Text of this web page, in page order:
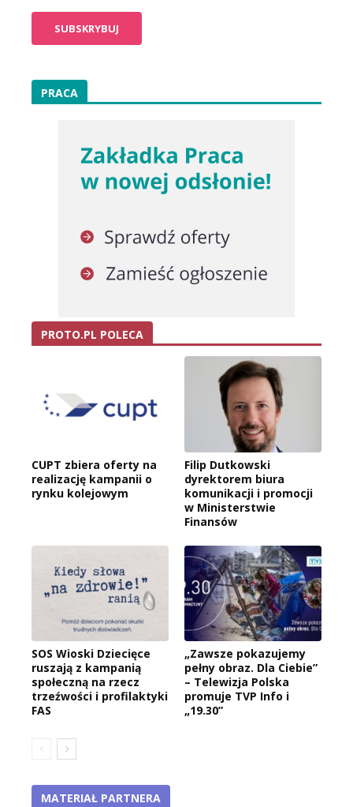
PRACA
PROTO.PL POLECA
CUPT zbiera oferty na
realizację kampanii o
rynku kolejowym
Filip Dutkowski
dyrektorem biura
komunikacji i promocji
w Ministerstwie
Finansów
SOS Wioski Dziecięce
ruszają z kampanią
społeczną na rzecz
trzeźwości i profilaktyki
FAS
„Zawsze pokazujemy
pełny obraz. Dla Ciebie”
– Telewizja Polska
promuje TVP Info i
„19.30”
MATERIAŁ PARTNERA